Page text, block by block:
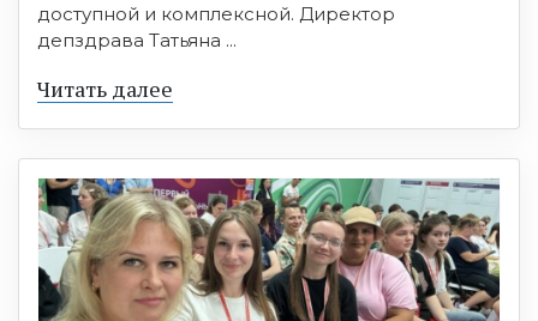
доступной и комплексной. Директор
депздрава Татьяна ...
Читать далее